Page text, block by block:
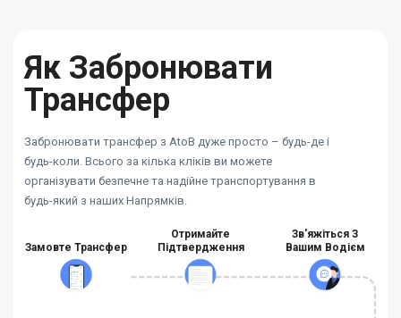
Як Забронювати
Трансфер
Забронювати трансфер з AtoB дуже просто – будь-де і
будь-коли. Всього за кілька кліків ви можете
організувати безпечне та надійне транспортування в
будь-який з наших Напрямків.
Замовте Трансфер
Отримайте
Підтвердження
Зв'яжіться З
Вашим Водієм